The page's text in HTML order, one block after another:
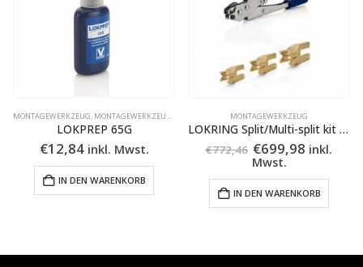
NÜTZLICHES ZUBEHÖR,ZUBEHÖR
MONTAGEWERKZEUG, MONTAGEWERKZEUG MONTAGEWERKZEUG
LOKPREP 65G
€12,84 inkl. Mwst.
IN DEN WARENKORB
MONTAGEWERKZEUG
LOKRING Split/Multi-split kit MZ-V
€772,46 Ursprünglicher
Preis
€772,46
€699,98
€699,98.
inkl.
Mwst.
IN DEN WARENKORB